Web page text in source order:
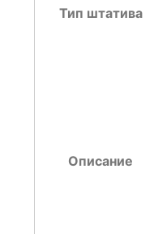
Тип штатива
Описание